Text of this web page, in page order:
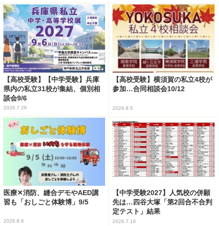
【高校受験】【中学受験】兵庫
県内の私立31校が集結、個別相
談会9/6
2026.7.28
【高校受験】横須賀の私立4校が
参加…合同相談会10/12
2026.8.5
医療✕消防、縫合デモやAED講
習も「おしごと体験博」9/5
2026.8.6
【中学受験2027】人気校の併願
先は…四谷大塚「第2回合不合判
定テスト」結果
2026.7.16